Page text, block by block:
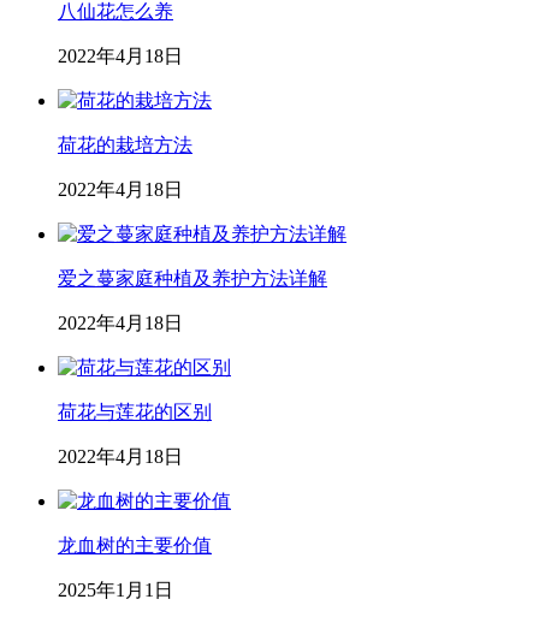
八仙花怎么养
2022年4月18日
荷花的栽培方法
2022年4月18日
爱之蔓家庭种植及养护方法详解
2022年4月18日
荷花与莲花的区别
2022年4月18日
龙血树的主要价值
2025年1月1日